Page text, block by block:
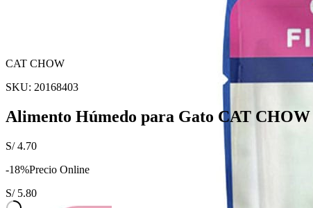
CAT CHOW
SKU: 20168403
Alimento Húmedo para Gato CAT
S/4.70
-18%Precio Online
S/ 5.80